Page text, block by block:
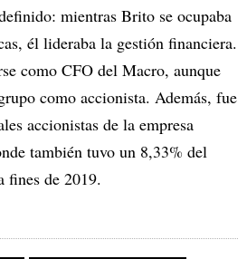
mientras Brito se ocupaba
él lideraba la gestión financiera.
como CFO del Macro, aunque
como accionista. Además, fue
accionistas de la empresa
también tuvo un 8,33% del
fines de 2019.